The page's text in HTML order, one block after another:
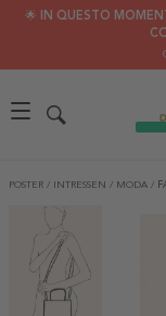
🌟 IN QUESTO
POSTER / INTRESSEN / MODA /